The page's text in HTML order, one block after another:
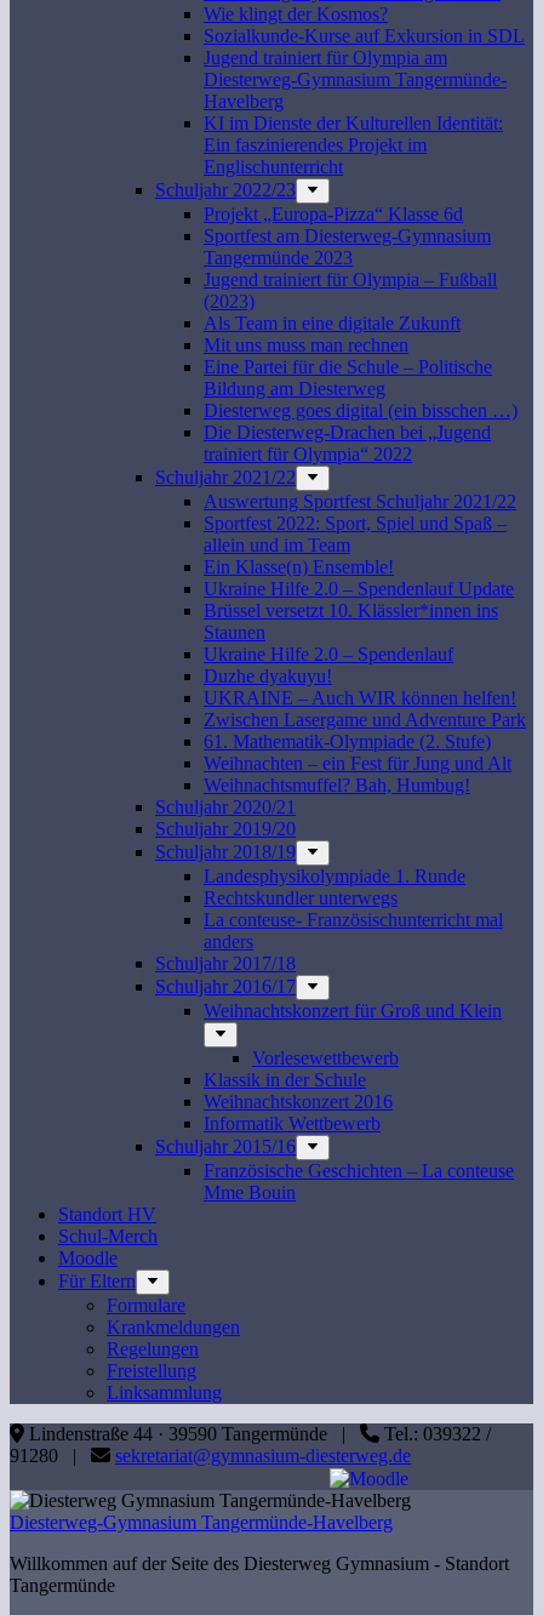
Wie klingt der Kosmos?
Sozialkunde-Kurse auf Exkursion in SDL
Jugend trainiert für Olympia am
Diesterweg-Gymnasium Tangermünde-
Havelberg
KI im Dienste der Kulturellen Identität:
Ein faszinierendes Projekt im
Englischunterricht
Schuljahr 2022/23
Projekt „Europa-Pizza“ Klasse 6d
Sportfest am Diesterweg-Gymnasium
Tangermünde 2023
Jugend trainiert für Olympia – Fußball
(2023)
Als Team in eine digitale Zukunft
Mit uns muss man rechnen
Eine Partei für die Schule – Politische
Bildung am Diesterweg
Diesterweg goes digital (ein bisschen …)
Die Diesterweg-Drachen bei „Jugend
trainiert für Olympia“ 2022
Schuljahr 2021/22
Auswertung Sportfest Schuljahr 2021/22
Sportfest 2022: Sport, Spiel und Spaß –
allein und im Team
Ein Klasse(n) Ensemble!
Ukraine Hilfe 2.0 – Spendenlauf Update
Brüssel versetzt 10. Klässler*innen ins
Staunen
Ukraine Hilfe 2.0 – Spendenlauf
Duzhe dyakuyu!
UKRAINE – Auch WIR können helfen!
Zwischen Lasergame und Adventure Park
61. Mathematik-Olympiade (2. Stufe)
Weihnachten – ein Fest für Jung und Alt
Weihnachtsmuffel? Bah, Humbug!
Schuljahr 2020/21
Schuljahr 2019/20
Schuljahr 2018/19
Landesphysikolympiade 1. Runde
Rechtskundler unterwegs
La conteuse- Französischunterricht mal
anders
Schuljahr 2017/18
Schuljahr 2016/17
Weihnachtskonzert für Groß und Klein
Vorlesewettbewerb
Klassik in der Schule
Weihnachtskonzert 2016
Informatik Wettbewerb
Schuljahr 2015/16
Französische Geschichten – La conteuse
Mme Bouin
Standort HV
Schul-Merch
Moodle
Für Eltern
Formulare
Krankmeldungen
Regelungen
Freistellung
Linksammlung
Lindenstraße 44 · 39590 Tangermünde |
Tel.: 039322 /
91280 |
sekretariat@gymnasium-diesterweg.de
Diesterweg-Gymnasium Tangermünde-Havelberg
Willkommen auf der Seite des Diesterweg Gymnasium - Standort
Tangermünde